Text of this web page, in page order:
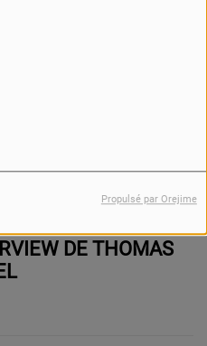
Propulsé par Orejime
L’AVENTURE
À ROMANS !
DE THOMAS